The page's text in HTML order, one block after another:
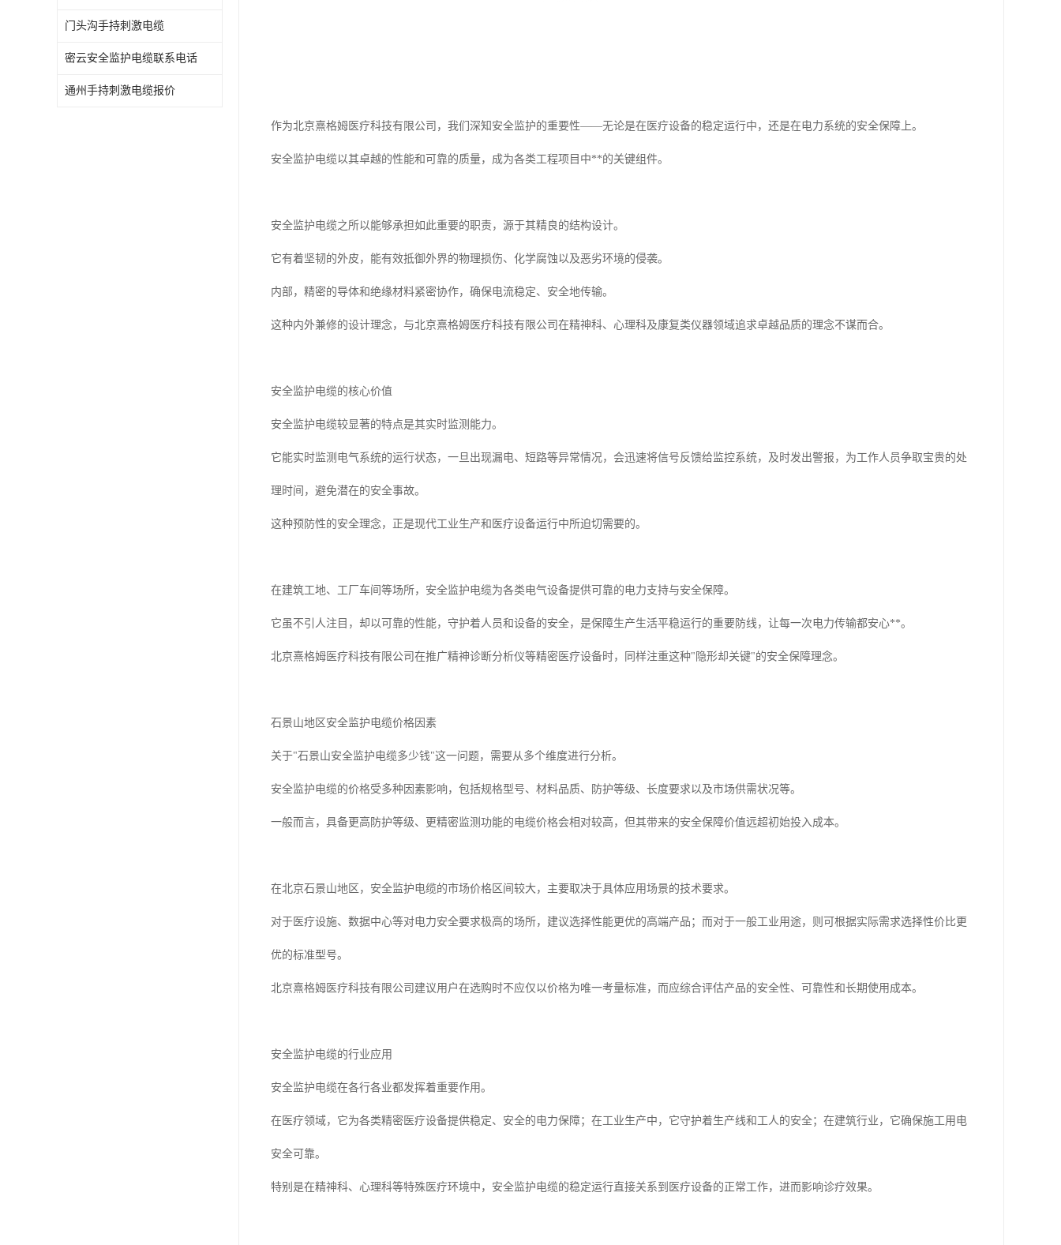
门头沟手持刺激电缆
密云安全监护电缆联系电话
通州手持刺激电缆报价
作为北京熹格姆医疗科技有限公司，我们深知安全监护的重要性——无论是在医疗设备的稳定运行中，还是在电力系统的安全保障上。
安全监护电缆以其卓越的性能和可靠的质量，成为各类工程项目中**的关键组件。
安全监护电缆之所以能够承担如此重要的职责，源于其精良的结构设计。
它有着坚韧的外皮，能有效抵御外界的物理损伤、化学腐蚀以及恶劣环境的侵袭。
内部，精密的导体和绝缘材料紧密协作，确保电流稳定、安全地传输。
这种内外兼修的设计理念，与北京熹格姆医疗科技有限公司在精神科、心理科及康复类仪器领域追求卓越品质的理念不谋而合。
安全监护电缆的核心价值
安全监护电缆较显著的特点是其实时监测能力。
它能实时监测电气系统的运行状态，一旦出现漏电、短路等异常情况，会迅速将信号反馈给监控系统，及时发出警报，为工作人员争取宝贵的处
理时间，避免潜在的安全事故。
这种预防性的安全理念，正是现代工业生产和医疗设备运行中所迫切需要的。
在建筑工地、工厂车间等场所，安全监护电缆为各类电气设备提供可靠的电力支持与安全保障。
它虽不引人注目，却以可靠的性能，守护着人员和设备的安全，是保障生产生活平稳运行的重要防线，让每一次电力传输都安心**。
北京熹格姆医疗科技有限公司在推广精神诊断分析仪等精密医疗设备时，同样注重这种"隐形却关键"的安全保障理念。
石景山地区安全监护电缆价格因素
关于"石景山安全监护电缆多少钱"这一问题，需要从多个维度进行分析。
安全监护电缆的价格受多种因素影响，包括规格型号、材料品质、防护等级、长度要求以及市场供需状况等。
一般而言，具备更高防护等级、更精密监测功能的电缆价格会相对较高，但其带来的安全保障价值远超初始投入成本。
在北京石景山地区，安全监护电缆的市场价格区间较大，主要取决于具体应用场景的技术要求。
对于医疗设施、数据中心等对电力安全要求极高的场所，建议选择性能更优的高端产品；而对于一般工业用途，则可根据实际需求选择性价比更
优的标准型号。
北京熹格姆医疗科技有限公司建议用户在选购时不应仅以价格为唯一考量标准，而应综合评估产品的安全性、可靠性和长期使用成本。
安全监护电缆的行业应用
安全监护电缆在各行各业都发挥着重要作用。
在医疗领域，它为各类精密医疗设备提供稳定、安全的电力保障；在工业生产中，它守护着生产线和工人的安全；在建筑行业，它确保施工用电
安全可靠。
特别是在精神科、心理科等特殊医疗环境中，安全监护电缆的稳定运行直接关系到医疗设备的正常工作，进而影响诊疗效果。